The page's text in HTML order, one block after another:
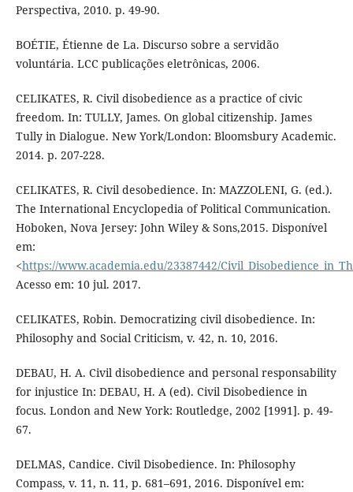
Perspectiva, 2010. p. 49-90.
BOÉTIE, Étienne de La. Discurso sobre a servidão
voluntária. LCC publicações eletrônicas, 2006.
CELIKATES, R. Civil disobedience as a practice of civic
freedom. In: TULLY, James. On global citizenship. James
Tully in Dialogue. New York/London: Bloomsbury Academic.
2014. p. 207-228.
CELIKATES, R. Civil desobedience. In: MAZZOLENI, G. (ed.).
The International Encyclopedia of Political Communication.
Hoboken, Nova Jersey: John Wiley & Sons,2015. Disponível
em:
<https://www.academia.edu/23387442/
Acesso em: 10 jul. 2017.
CELIKATES, Robin. Democratizing civil disobedience. In:
Philosophy and Social Criticism, v. 42, n. 10, 2016.
DEBAU, H. A. Civil disobedience and personal responsability
for injustice In: DEBAU, H. A (ed). Civil Disobedience in
focus. London and New York: Routledge, 2002 [1991]. p. 49-
67.
DELMAS, Candice. Civil Disobedience. In: Philosophy
Compass, v. 11, n. 11, p. 681–691, 2016. Disponível em: